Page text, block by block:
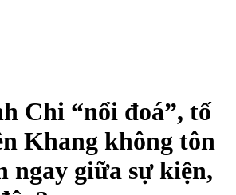
Chi “nổi đoá”, tố
Khang không tôn
ngay giữa sự kiện,